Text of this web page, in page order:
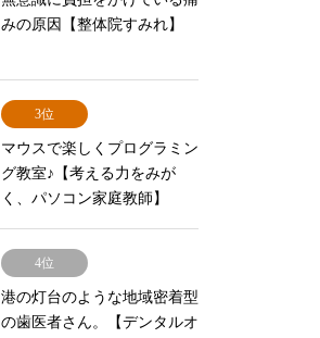
みの原因【整体院すみれ】
3位
マウスで楽しくプログラミン
グ教室♪【考える力をみが
く、パソコン家庭教師】
4位
港の灯台のような地域密着型
の歯医者さん。【デンタルオ